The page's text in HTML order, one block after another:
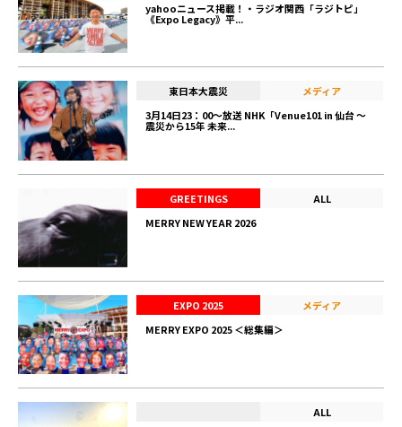
yahooニュース掲載！・ラジオ関西「ラジトピ」
《Expo Legacy》平...
東日本大震災
メディア
3月14日23：00〜放送 NHK「Venue101 in 仙台 〜
震災から15年 未来...
GREETINGS
ALL
MERRY NEW YEAR 2026
EXPO 2025
メディア
MERRY EXPO 2025 ＜総集編＞
ALL